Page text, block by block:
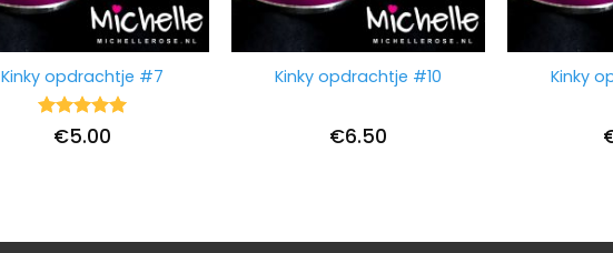
Kinky opdrachtje #7
Waardering
uit 5
€5.00
Kinky opdrachtje #10
€6.50
Kinky